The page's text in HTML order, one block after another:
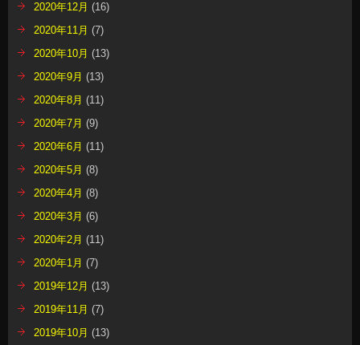
2020年12月 (16)
2020年11月 (7)
2020年10月 (13)
2020年9月 (13)
2020年8月 (11)
2020年7月 (9)
2020年6月 (11)
2020年5月 (8)
2020年4月 (8)
2020年3月 (6)
2020年2月 (11)
2020年1月 (7)
2019年12月 (13)
2019年11月 (7)
2019年10月 (13)